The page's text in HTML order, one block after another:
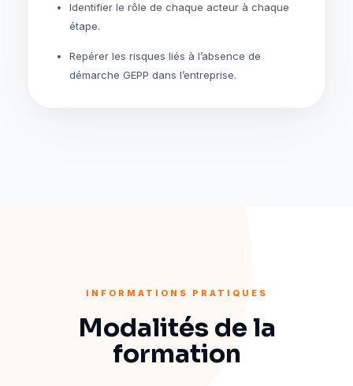
Identifier le rôle de chaque acteur à chaque
étape.
Repérer les risques liés à l’absence de
démarche GEPP dans l’entreprise.
INFORMATIONS PRATIQUES
Modalités de la
formation